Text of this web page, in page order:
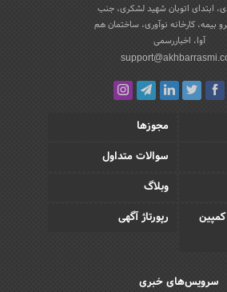
ابتدای اتوبان شهید لشکری، جنب
بیمه، کارخانه نوآوری، ساختمان هم
آوا، اخباررسمی
مجوزها
سوالات متداول
وبلاگ
کمپین
رپورتاژ آگهی
سرویس‌های خبری